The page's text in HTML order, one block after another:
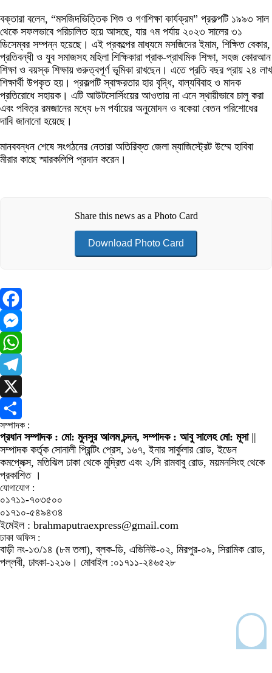
বক্তারা বলেন, “মসজিদভিত্তিক শিশু ও গণশিক্ষা কার্যক্রম” প্রকল্পটি ১৯৯৩ সাল
থেকে সফলভাবে পরিচালিত হয়ে আসছে, যার ৭ম পর্যায় ২০২৩ সালের ৩১
ডিসেম্বর সম্পন্ন হয়েছে। এই প্রকল্পের মাধ্যমে মসজিদের ইমাম, শিক্ষিত বেকার,
প্রতিবন্ধী ও যুব সমাজসহ মহিলা শিক্ষিকারা প্রাক-প্রাথমিক শিক্ষা, সহজ কোরআন
শিক্ষা ও বয়স্ক শিক্ষায় গুরুত্বপূর্ণ ভূমিকা রাখছেন। এতে প্রতি বছর প্রায় ২৪ লাখ
শিক্ষার্থী উপকৃত হয়। প্রকল্পটি স্বাক্ষরতার হার বৃদ্ধি, বাল্যবিবাহ ও মাদক
প্রতিরোধে সহায়ক। এটি আউটসোর্সিংয়ের আওতায় না এনে স্থায়ীভাবে চালু করা
এবং পবিত্র রমজানের মধ্যে ৮ম পর্যায়ের অনুমোদন ও বকেয়া বেতন পরিশোধের
দাবি জানানো হয়েছে।
মানববন্ধন শেষে সংগঠনের নেতারা অতিরিক্ত জেলা ম্যাজিস্ট্রেট উম্মে হাবিবা
মীরার কাছে স্মারকলিপি প্রদান করেন।
Share this news as a Photo Card
Download Photo Card
Facebook
Messenger
WhatsApp
Telegram
X
Share
সম্পাদক :
প্রধান সম্পাদক : মো: মুনসুর আলম চন্দন, সম্পাদক : আবু সালেহ মো: মূসা||
সম্পাদক কর্তৃক সোনালী প্রিন্টিং প্রেস, ১৬৭, ইনার সার্কুলার রোড, ইডেন
কমপ্লেক্স, মতিঝিল ঢাকা থেকে মুদ্রিত এবং ২/সি রামবাবু রোড, ময়মনসিংহ থেকে
প্রকাশিত ।
যোগাযোগ :
০১৭১১-৭০৩৫০০
০১৭১০-৫৪৯৪৩৪
ইমেইল : brahmaputraexpress@gmail.com
ঢাকা অফিস :
বাড়ী নং-১৩/১৪ (৮ম তলা), ব্লক-ডি, এভিনিউ-০২, মিরপুর-০৯, সিরামিক রোড,
পল্লবী, ঢাৎকা-১২১৬। মোবাইল :০১৭১১-২৪৬৫২৮